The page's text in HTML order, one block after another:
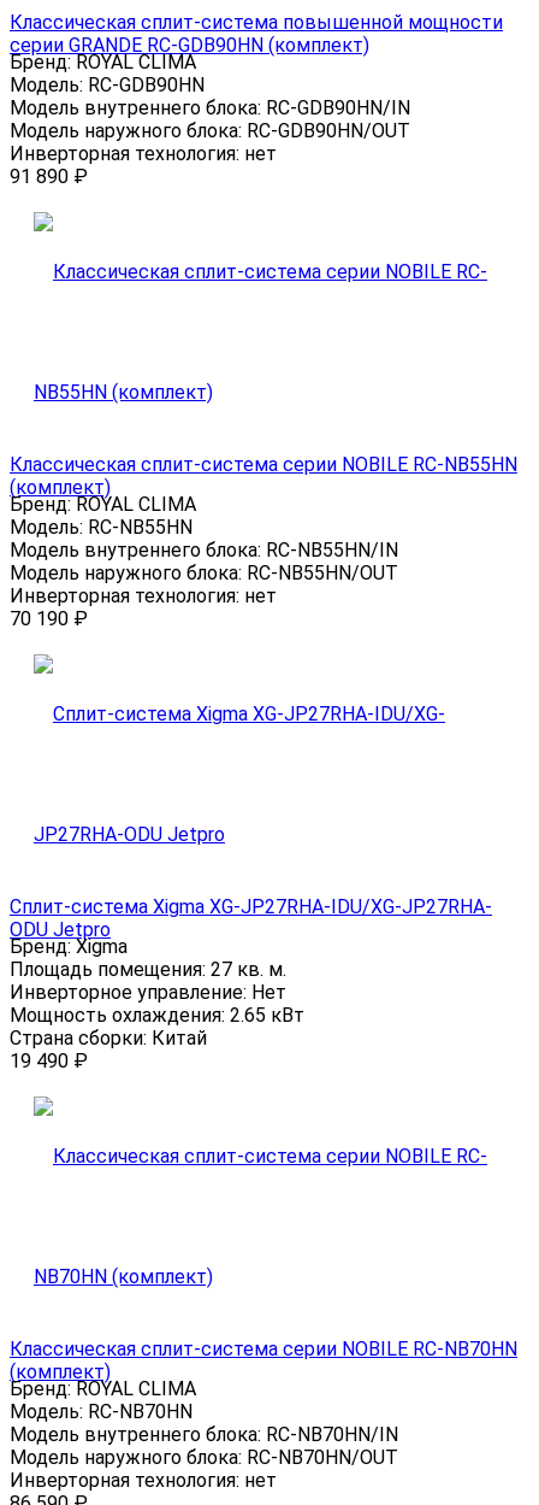
Классическая сплит-система повышенной мощности
серии GRANDE RC-GDB90HN (комплект)
Бренд:ROYAL CLIMA
Модель: RC-GDB90HN
Модель внутреннего блока: RC-GDB90HN/IN
Модель наружного блока: RC-GDB90HN/OUT
Инверторная технология: нет
91 890 ₽
Классическая сплит-система серии NOBILE RC-NB55HN
(комплект)
Бренд:ROYAL CLIMA
Модель: RC-NB55HN
Модель внутреннего блока: RC-NB55HN/IN
Модель наружного блока: RC-NB55HN/OUT
Инверторная технология: нет
70 190 ₽
Сплит-система Xigma XG-JP27RHA-IDU/XG-JP27RHA-
ODU Jetpro
Бренд:Xigma
Площадь помещения: 27 кв. м.
Инверторное управление: Нет
Мощность охлаждения: 2.65 кВт
Страна сборки: Китай
19 490 ₽
Классическая сплит-система серии NOBILE RC-NB70HN
(комплект)
Бренд:ROYAL CLIMA
Модель: RC-NB70HN
Модель внутреннего блока: RC-NB70HN/IN
Модель наружного блока: RC-NB70HN/OUT
Инверторная технология: нет